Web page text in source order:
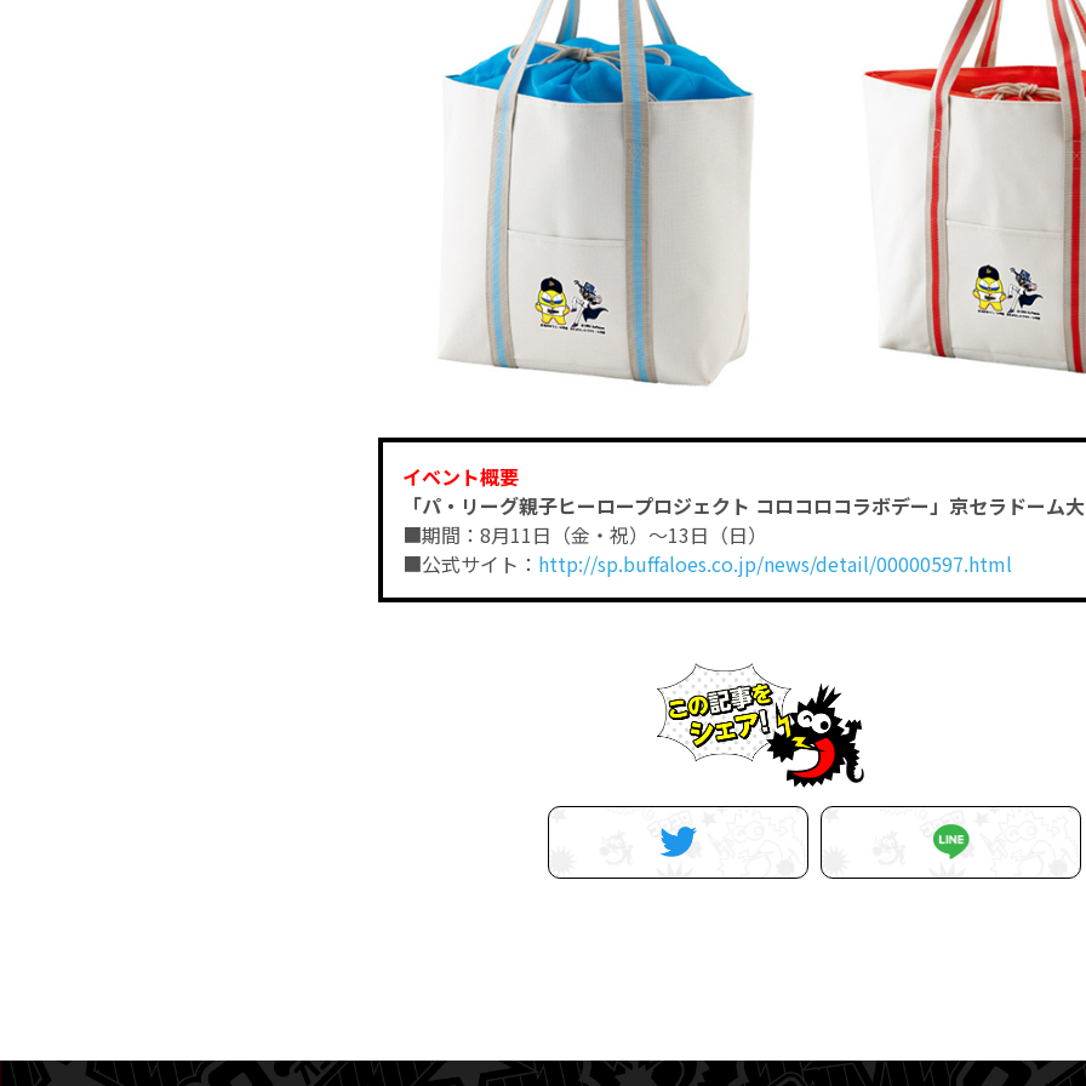
イベント概要
「パ・リーグ親子ヒーロープロジェクト コロコロコラボデー」京セラドーム
■期間：8月11日（金・祝）～13日（日）
■公式サイト： http://sp.buffaloes.co.jp/news/detail/00000597.html